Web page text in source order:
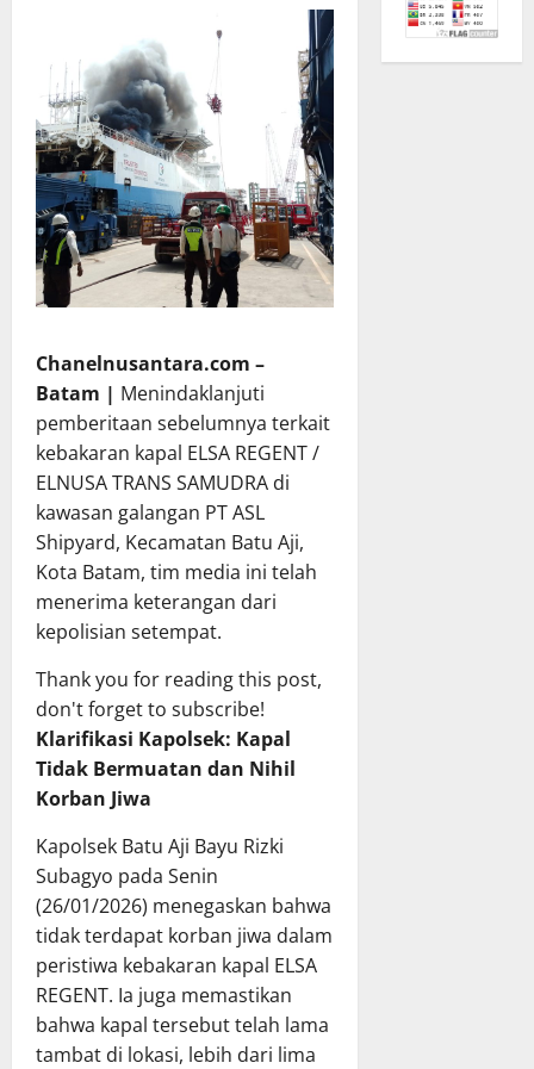
Chanelnusantara.com –
Batam | Menindaklanjuti
pemberitaan sebelumnya terkait
kebakaran kapal ELSA REGENT /
ELNUSA TRANS SAMUDRA di
kawasan galangan PT ASL
Shipyard, Kecamatan Batu Aji,
Kota Batam, tim media ini telah
menerima keterangan dari
kepolisian setempat.
Thank you for reading this post,
don't forget to subscribe!
Klarifikasi Kapolsek: Kapal
Tidak Bermuatan dan Nihil
Korban Jiwa
Kapolsek Batu Aji Bayu Rizki
Subagyo pada Senin
(26/01/2026) menegaskan bahwa
tidak terdapat korban jiwa dalam
peristiwa kebakaran kapal ELSA
REGENT. Ia juga memastikan
bahwa kapal tersebut telah lama
tambat di lokasi, lebih dari lima